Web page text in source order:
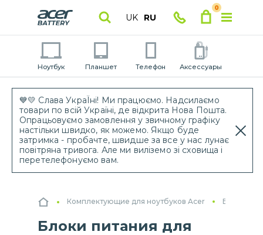
💙💛 Слава УкраЇні! Ми працюємо. Надсилаємо
товари по всій Україні, де відкрита Нова Пошта.
Опрацьовуємо замовлення у звичному графіку
настільки швидко, як можемо. Якщо буде
затримка - пробачте, швидше за все у нас лунає
повітряна тривога. Але ми виліземо зі сховища і
перетелефонуємо вам.
UK RU
0
Ноутбук Планшет Телефон Аксессуары
Комплектующие для ноутбуков Acer Блоки
Блоки питания для